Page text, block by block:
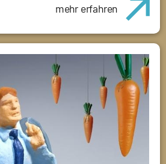
mehr erfahren